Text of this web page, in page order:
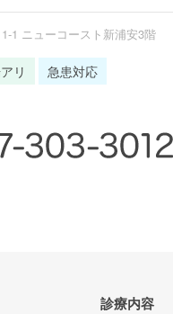
1 ニューコースト新浦安3階
リ 急患対応
診療内容